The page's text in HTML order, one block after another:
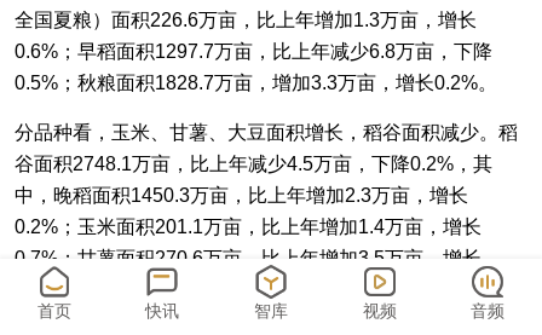
全国夏粮）面积226.6万亩，比上年增加1.3万亩，增长
0.6%；早稻面积1297.7万亩，比上年减少6.8万亩，下降
0.5%；秋粮面积1828.7万亩，增加3.3万亩，增长0.2%。
分品种看，玉米、甘薯、大豆面积增长，稻谷面积减少。稻
谷面积2748.1万亩，比上年减少4.5万亩，下降0.2%，其
中，晚稻面积1450.3万亩，比上年增加2.3万亩，增长
0.2%；玉米面积201.1万亩，比上年增加1.4万亩，增长
0.7%；甘薯面积270.6万亩，比上年增加3.5万亩，增长
1.3%；大豆面积55.3万亩，比上年增加1.1万亩，增长
2.0%。
首页 快讯 智库 视频 音频